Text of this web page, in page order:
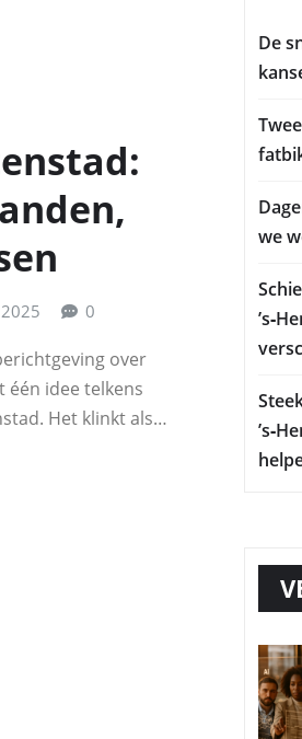
0
over
één idee telkens
Het klinkt als…
De
we